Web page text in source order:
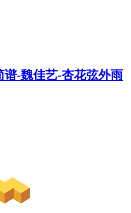
谱-魏佳艺-杏花弦外雨